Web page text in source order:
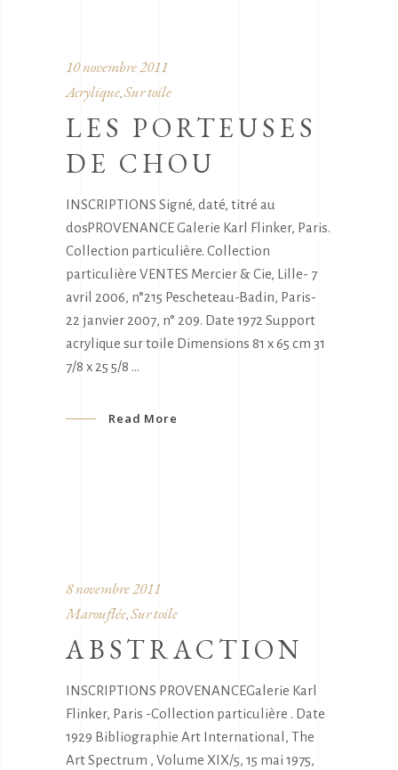
10 novembre 2011
Acrylique, Sur toile
LES PORTEUSES
DE CHOU
INSCRIPTIONS Signé, daté, titré au
dosPROVENANCE Galerie Karl Flinker, Paris.
Collection particulière. Collection
particulière VENTES Mercier & Cie, Lille- 7
avril 2006, n°215 Pescheteau-Badin, Paris-
22 janvier 2007, n° 209. Date 1972 Support
acrylique sur toile Dimensions 81 x 65 cm 31
7/8 x 25 5/8
Read More
8 novembre 2011
Marouflée, Sur toile
ABSTRACTION
INSCRIPTIONS PROVENANCEGalerie Karl
Flinker, Paris -Collection particulière . Date
1929 Bibliographie Art International, The
Art Spectrum , Volume XIX/5, 15 mai 1975,